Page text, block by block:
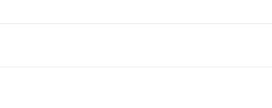
人力资源机器ios版
宠物拯救传奇苹果版(Pet Rescue Saga)